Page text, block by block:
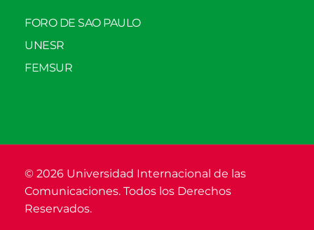
FORO DE SAO PAULO
UNESR
FEMSUR
© 2026 Universidad Internacional de las
Comunicaciones. Todos los Derechos
Reservados.